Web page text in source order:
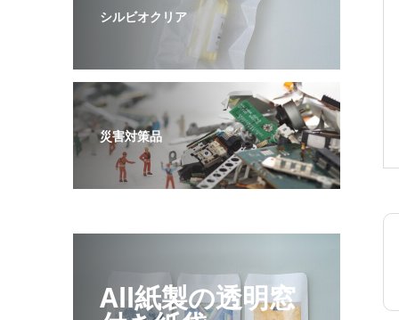
シルビオクリア
災害対策品
All紙製の透明窓